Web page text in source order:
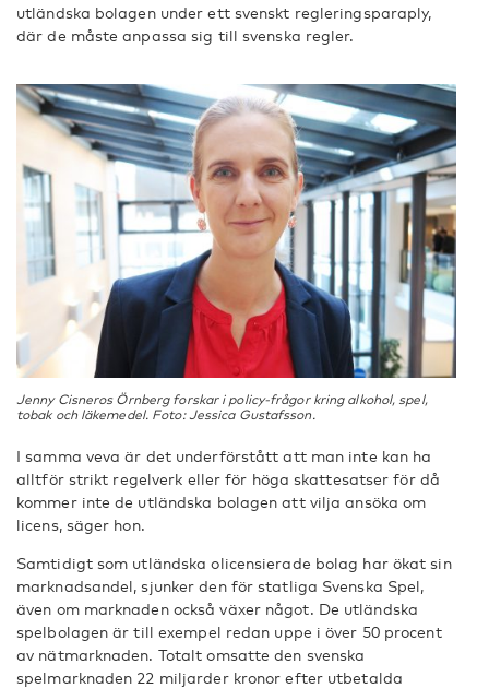
utländska bolagen under ett svenskt regleringsparaply,
där de måste anpassa sig till svenska regler.
Jenny Cisneros Örnberg forskar i policy-frågor kring alkohol, spel,
tobak och läkemedel. Foto: Jessica Gustafsson.
I samma veva är det underförstått att man inte kan ha
alltför strikt regelverk eller för höga skattesatser för då
kommer inte de utländska bolagen att vilja ansöka om
licens, säger hon.
Samtidigt som utländska olicensierade bolag har ökat sin
marknadsandel, sjunker den för statliga Svenska Spel,
även om marknaden också växer något. De utländska
spelbolagen är till exempel redan uppe i över 50 procent
av nätmarknaden. Totalt omsatte den svenska
spelmarknaden 22 miljarder kronor efter utbetalda